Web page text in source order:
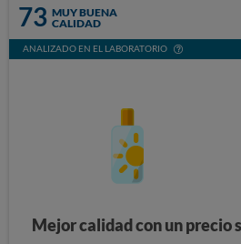
73 MUY BUENA
CALIDAD
ANALIZADO EN EL LABORATORIO
Mejor calidad con un precio